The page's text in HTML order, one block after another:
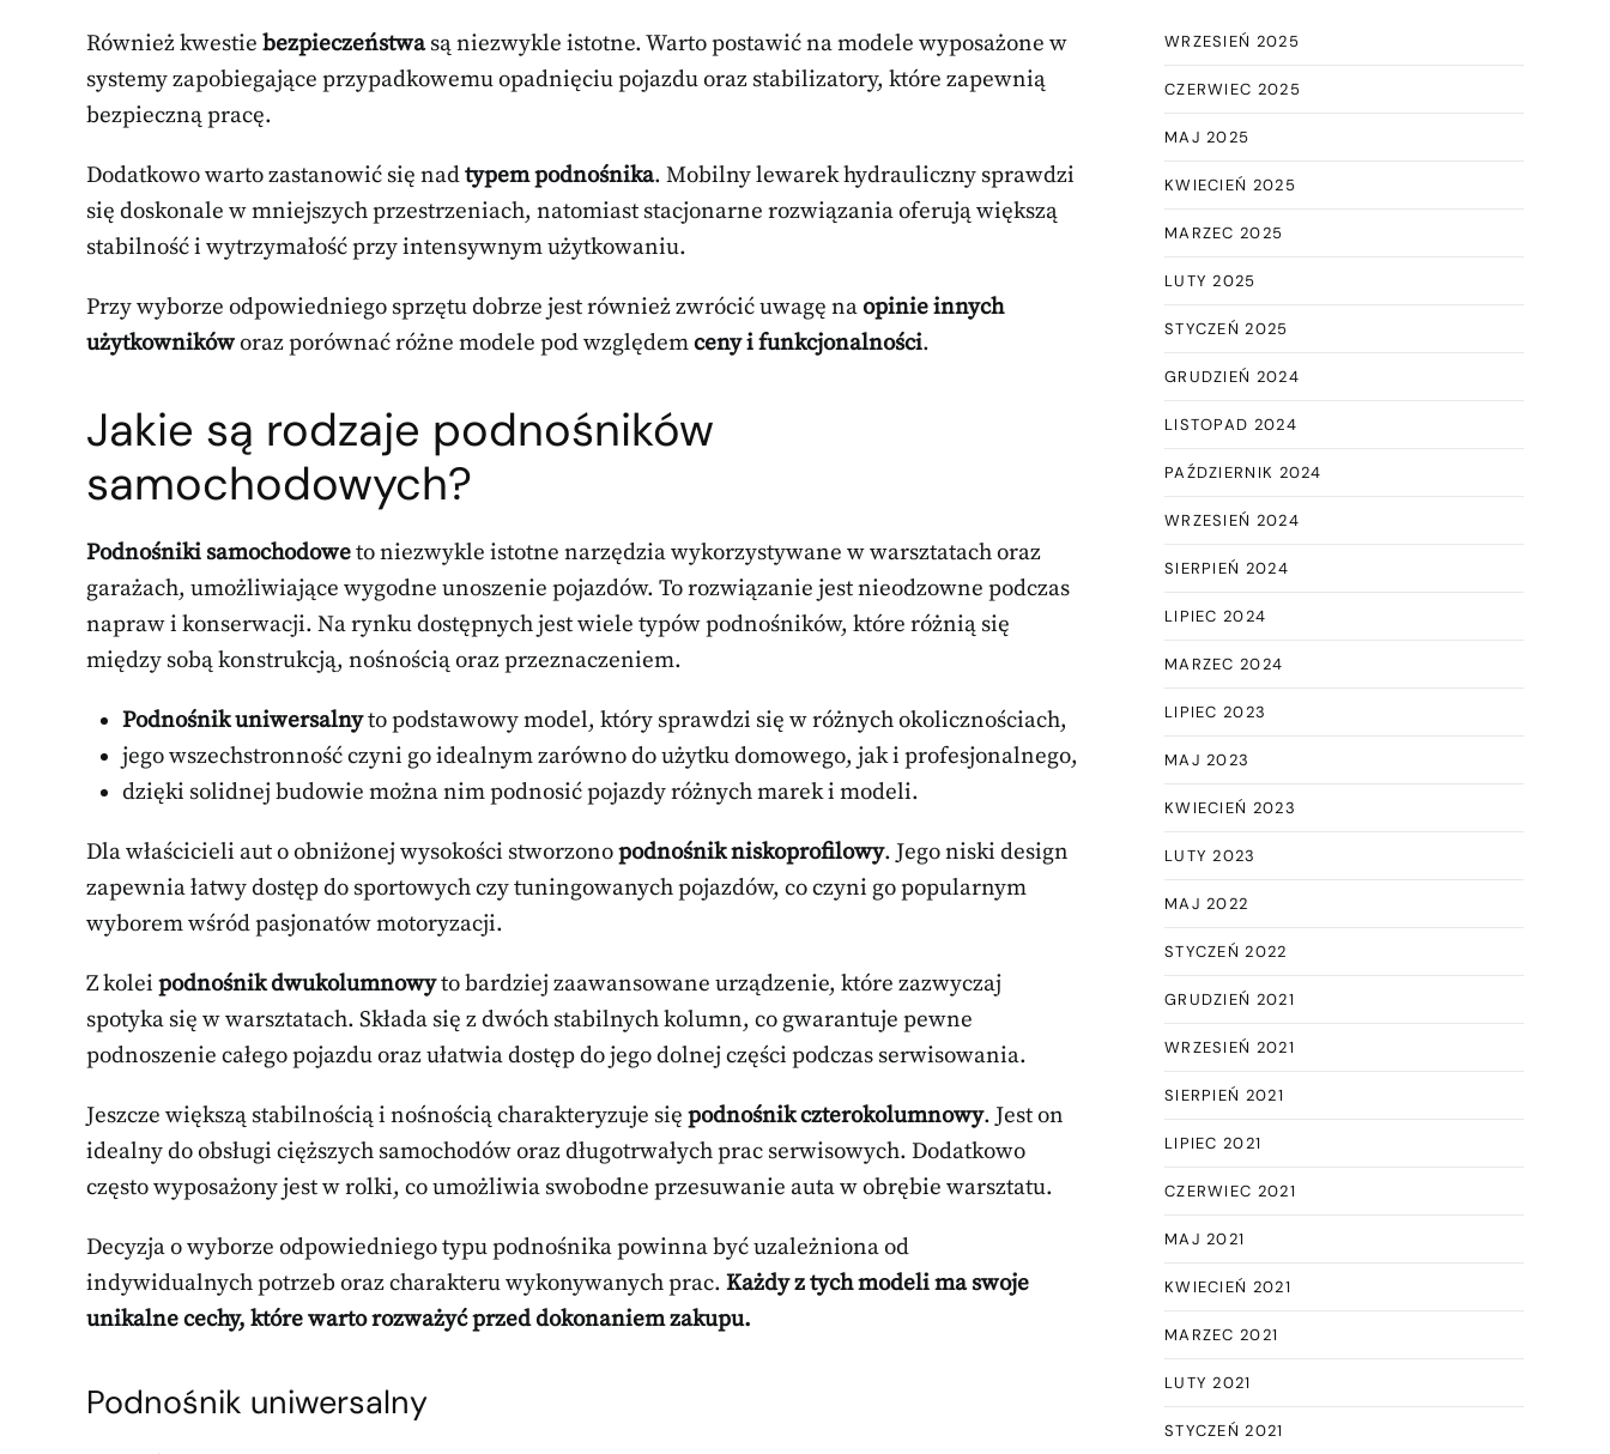
Również kwestie bezpieczeństwasą niezwykle istotne. Warto postawić na modele wyposażone w
systemy zapobiegające przypadkowemu opadnięciu pojazdu oraz stabilizatory, które zapewnią
bezpieczną pracę.
Dodatkowo warto zastanowić się nadtypem podnośnika. Mobilny lewarek hydrauliczny sprawdzi
się doskonale w mniejszych przestrzeniach, natomiast stacjonarne rozwiązania oferują większą
stabilność i wytrzymałość przy intensywnym użytkowaniu.
Przy wyborze odpowiedniego sprzętu dobrze jest również zwrócić uwagę naopinie innych
użytkownikóworaz porównać różne modele pod względemceny i funkcjonalności.
Jakie są rodzaje podnośników
samochodowych?
Podnośniki samochodoweto niezwykle istotne narzędzia wykorzystywane w warsztatach oraz
garażach, umożliwiające wygodne unoszenie pojazdów. To rozwiązanie jest nieodzowne podczas
napraw i konserwacji. Na rynku dostępnych jest wiele typów podnośników, które różnią się
między sobą konstrukcją, nośnością oraz przeznaczeniem.
Podnośnik uniwersalnyto podstawowy model, który sprawdzi się w różnych okolicznościach,
jego wszechstronność czyni go idealnym zarówno do użytku domowego, jak i profesjonalnego,
dzięki solidnej budowie można nim podnosić pojazdy różnych marek i modeli.
Dla właścicieli aut o obniżonej wysokości stworzonopodnośnik niskoprofilowy. Jego niski design
zapewnia łatwy dostęp do sportowych czy tuningowanych pojazdów, co czyni go popularnym
wyborem wśród pasjonatów motoryzacji.
Z kolei podnośnik dwukolumnowyto bardziej zaawansowane urządzenie, które zazwyczaj
spotyka się w warsztatach. Składa się z dwóch stabilnych kolumn, co gwarantuje pewne
podnoszenie całego pojazdu oraz ułatwia dostęp do jego dolnej części podczas serwisowania.
Jeszcze większą stabilnością i nośnością charakteryzuje się podnośnik czterokolumnowy. Jest on
idealny do obsługi cięższych samochodów oraz długotrwałych prac serwisowych. Dodatkowo
często wyposażony jest w rolki, co umożliwia swobodne przesuwanie auta w obrębie warsztatu.
Decyzja o wyborze odpowiedniego typu podnośnika powinna być uzależniona od
indywidualnych potrzeb oraz charakteru wykonywanych prac. Każdy z tych modeli ma swoje
unikalne cechy, które warto rozważyć przed dokonaniem zakupu.
Podnośnik uniwersalny
WRZESIEŃ 2025
CZERWIEC 2025
MAJ 2025
KWIECIEŃ 2025
MARZEC 2025
LUTY 2025
STYCZEŃ 2025
GRUDZIEŃ 2024
LISTOPAD 2024
PAŹDZIERNIK 2024
WRZESIEŃ 2024
SIERPIEŃ 2024
LIPIEC 2024
MARZEC 2024
LIPIEC 2023
MAJ 2023
KWIECIEŃ 2023
LUTY 2023
MAJ 2022
STYCZEŃ 2022
GRUDZIEŃ 2021
WRZESIEŃ 2021
SIERPIEŃ 2021
LIPIEC 2021
CZERWIEC 2021
MAJ 2021
KWIECIEŃ 2021
MARZEC 2021
LUTY 2021
STYCZEŃ 2021